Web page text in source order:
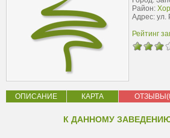
Район:
Адрес: ул.
Рейтинг
ОПИСАНИЕ КАРТА
К ДАННОМУ